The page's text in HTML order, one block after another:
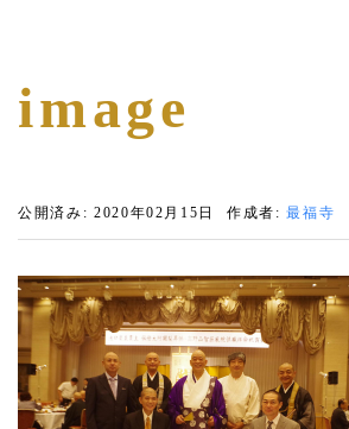
image
公開済み: 2020年02月15日 作成者:最福寺